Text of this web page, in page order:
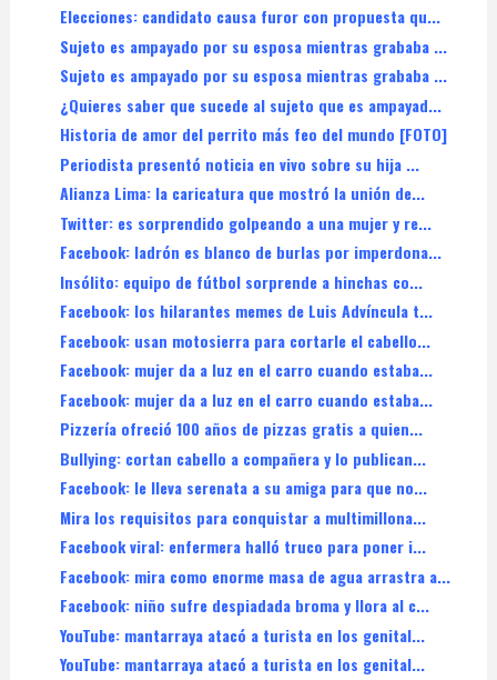
Elecciones: candidato causa furor con propuesta qu...
Sujeto es ampayado por su esposa mientras grababa ...
Sujeto es ampayado por su esposa mientras grababa ...
¿Quieres saber que sucede al sujeto que es ampayad...
Historia de amor del perrito más feo del mundo [FOTO]
Periodista presentó noticia en vivo sobre su hija ...
Alianza Lima: la caricatura que mostró la unión de...
Twitter: es sorprendido golpeando a una mujer y re...
Facebook: ladrón es blanco de burlas por imperdona...
Insólito: equipo de fútbol sorprende a hinchas co...
Facebook: los hilarantes memes de Luis Advíncula t...
Facebook: usan motosierra para cortarle el cabello...
Facebook: mujer da a luz en el carro cuando estaba...
Facebook: mujer da a luz en el carro cuando estaba...
Pizzería ofreció 100 años de pizzas gratis a quien...
Bullying: cortan cabello a compañera y lo publican...
Facebook: le lleva serenata a su amiga para que no...
Mira los requisitos para conquistar a multimillona...
Facebook viral: enfermera halló truco para poner i...
Facebook: mira como enorme masa de agua arrastra a...
Facebook: niño sufre despiadada broma y llora al c...
YouTube: mantarraya atacó a turista en los genital...
YouTube: mantarraya atacó a turista en los genital...